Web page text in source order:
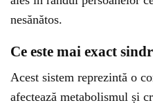
nesănătos.
Ce este mai exact
Acest sistem reprezintă o
afectează metabolismul și